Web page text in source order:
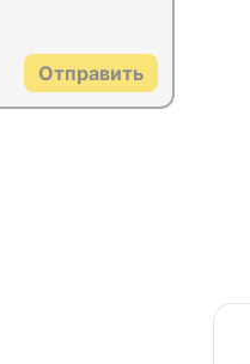
Отправить